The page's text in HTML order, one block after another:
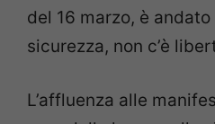
del 16 marzo, è
sicurezza, non c’è
L’affluenza alle